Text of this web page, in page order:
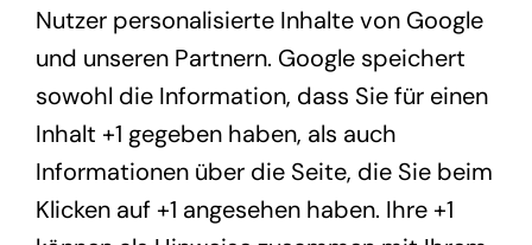
Nutzer personalisierte Inhalte von Google
und unseren Partnern. Google speichert
sowohl die Information, dass Sie für einen
Inhalt +1 gegeben haben, als auch
Informationen über die Seite, die Sie beim
Klicken auf +1 angesehen haben. Ihre +1